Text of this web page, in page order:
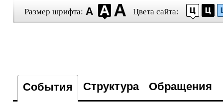
Размер шрифта: Цвета сайта:
События Структура Обращения